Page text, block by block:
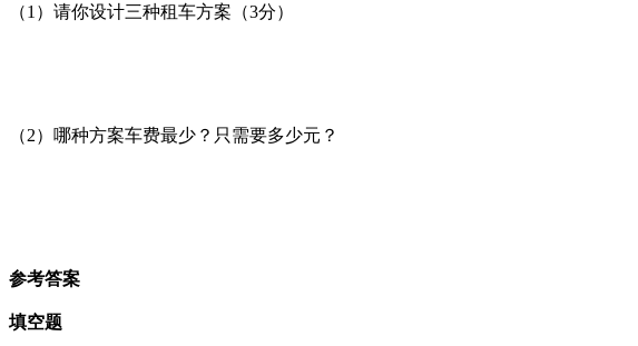
（1）请你设计三种租车方案（3分）
（2）哪种方案车费最少？只需要多少元？
参考答案
填空题